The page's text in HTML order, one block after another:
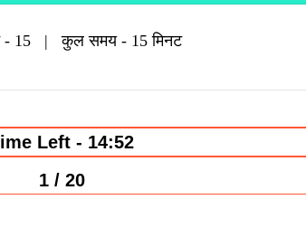
- 15 |कुल समय - 15 मिनट
Left - 14:52
1 / 20